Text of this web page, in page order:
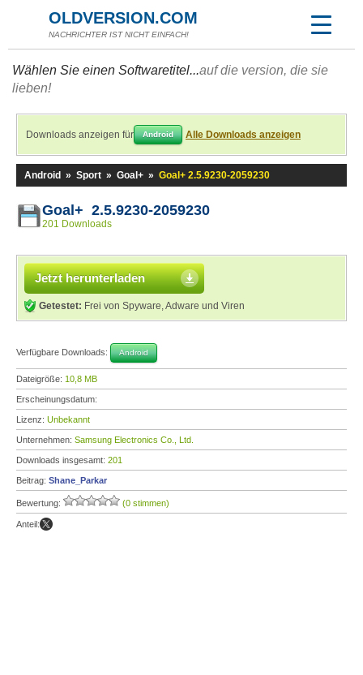
OLDVERSION.COM
NACHRICHTER IST NICHT EINFACH!
Wählen Sie einen Softwaretitel...auf die version, die sie
lieben!
Downloads anzeigen für Android Alle Downloads anzeigen
Android » Sport » Goal+ » Goal+ 2.5.9230-2059230
Goal+ 2.5.9230-2059230
201 Downloads
Jetzt herunterladen
Getestet: Frei von Spyware, Adware und Viren
Verfügbare Downloads: Android
Dateigröße: 10,8 MB
Erscheinungsdatum:
Lizenz: Unbekannt
Unternehmen: Samsung Electronics Co., Ltd.
Downloads insgesamt: 201
Beitrag: Shane_Parkar
Bewertung: (0 stimmen)
Anteil: